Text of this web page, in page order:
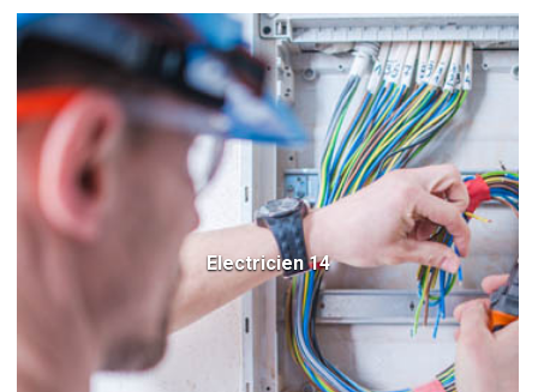
Electricien 14